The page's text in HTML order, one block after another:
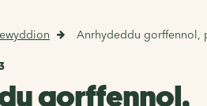
Anrhydeddu gorffennol,
gorffennol,